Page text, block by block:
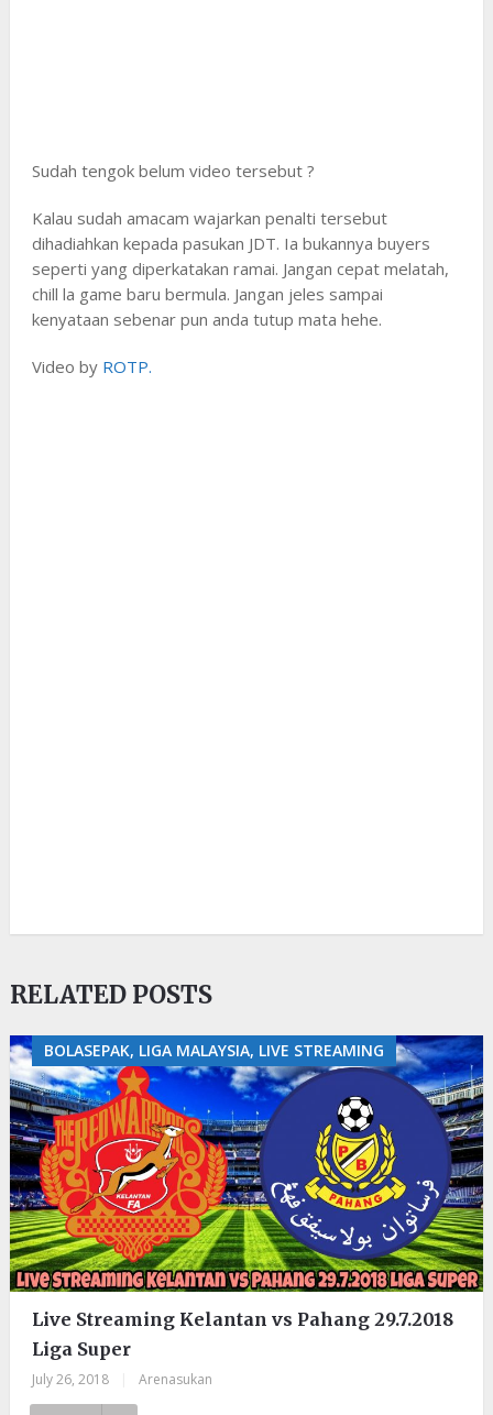
Sudah tengok belum video tersebut ?
Kalau sudah amacam wajarkan penalti tersebut
dihadiahkan kepada pasukan JDT. Ia bukannya buyers
seperti yang diperkatakan ramai. Jangan cepat melatah,
chill la game baru bermula. Jangan jeles sampai
kenyataan sebenar pun anda tutup mata hehe.
Video by ROTP.
RELATED POSTS
BOLASEPAK, LIGA MALAYSIA, LIVE STREAMING
Live Streaming Kelantan vs Pahang 29.7.2018
Liga Super
July 26, 2018 Arenasukan